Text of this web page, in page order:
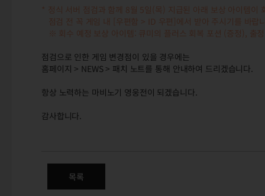
* 정식 서버 점검과 함께 8월 5일(목) 지급된 아래 보상 아이템이
점검 전 꼭 게임 내 [우편함 > ID 우편]에서 받아 주시기를 바랍
※ 회수 예정 보상 아이템: 큐미의 플러스 회복 포션 (증정), 출
점검으로 인한 게임 변경점이 있을 경우에는
홈페이지 > NEWS > 패치 노트를 통해 안내하여 드리겠습니다.
항상 노력하는 마비노기 영웅전이 되겠습니다.
감사합니다.
목록